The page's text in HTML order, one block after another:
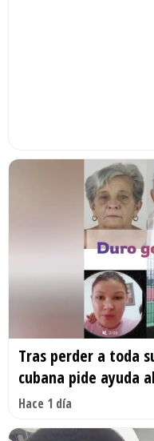
Tras perder a toda
cubana pide ayuda
Hace 1 día